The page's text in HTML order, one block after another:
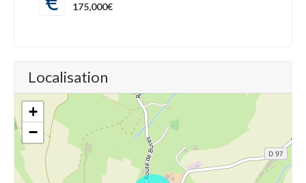
175,000€
Localisation
+
−